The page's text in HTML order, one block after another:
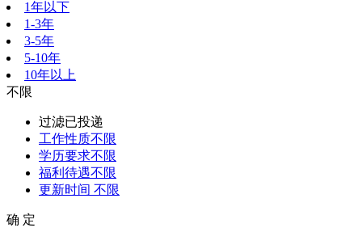
1年以下
1-3年
3-5年
5-10年
10年以上
不限
过滤已投递
工作性质不限
学历要求不限
福利待遇不限
更新时间 不限
确 定